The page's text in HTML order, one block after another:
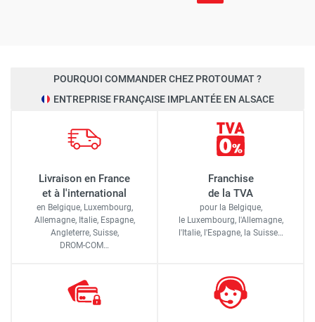
POURQUOI COMMANDER CHEZ PROTOUMAT ?
ENTREPRISE FRANÇAISE IMPLANTÉE EN ALSACE
Livraison en France
et à l'international
en Belgique, Luxembourg,
Allemagne, Italie, Espagne,
Angleterre, Suisse,
DROM-COM…
Franchise
de la TVA
pour la Belgique,
le Luxembourg, l'Allemagne,
l'Italie, l'Espagne, la Suisse…